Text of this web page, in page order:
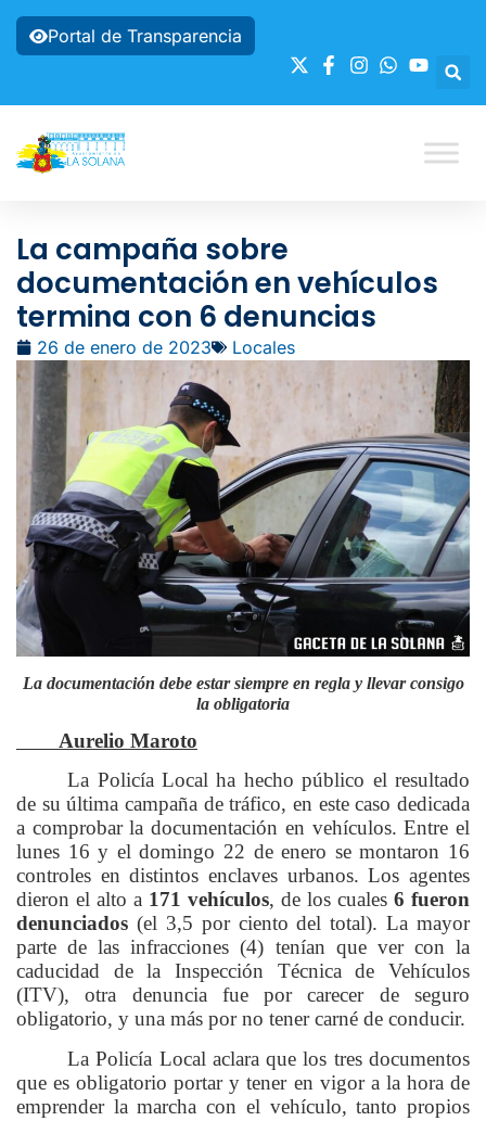
Portal de Transparencia
La campaña sobre
documentación en vehículos
termina con 6 denuncias
26 de enero de 2023 Locales
La documentación debe estar siempre en regla y llevar consigo
la obligatoria
Aurelio Maroto
La Policía Local ha hecho público el resultado
de su última campaña de tráfico, en este caso dedicada
a comprobar la documentación en vehículos. Entre el
lunes 16 y el domingo 22 de enero se montaron 16
controles en distintos enclaves urbanos. Los agentes
dieron el alto a 171 vehículos, de los cuales 6 fueron
denunciados (el 3,5 por ciento del total). La mayor
parte de las infracciones (4) tenían que ver con la
caducidad de la Inspección Técnica de Vehículos
(ITV), otra denuncia fue por carecer de seguro
obligatorio, y una más por no tener carné de conducir.
La Policía Local aclara que los tres documentos
que es obligatorio portar y tener en vigor a la hora de
emprender la marcha con el vehículo, tanto propios